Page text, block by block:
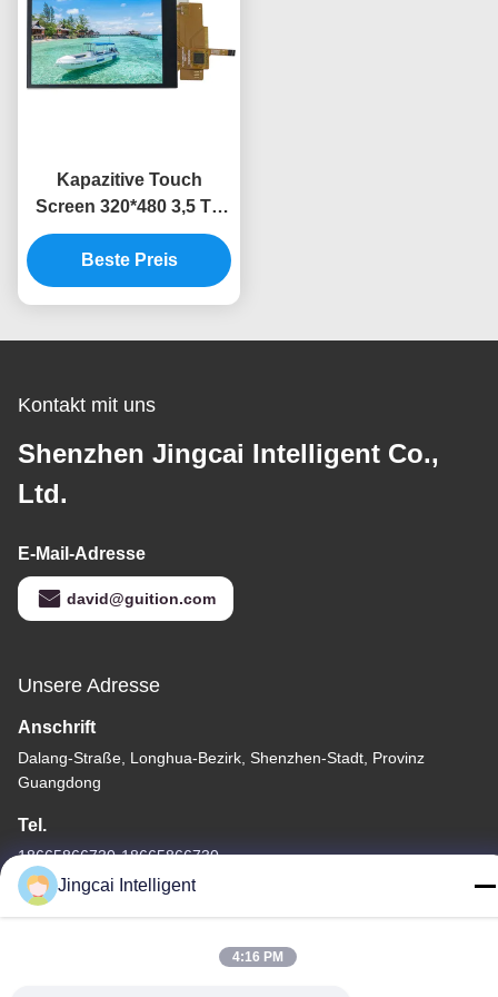
Kapazitive Touch
Screen 320*480 3,5 Tft
Lcd der Noten-Ili9488
Anzeige SPI
Beste Preis
Kontakt mit uns
Shenzhen Jingcai Intelligent Co.,
Ltd.
E-Mail-Adresse
david@guition.com
Unsere Adresse
Anschrift
Dalang-Straße, Longhua-Bezirk, Shenzhen-Stadt, Provinz
Guangdong
Tel.
18665866730-18665866730
Jingcai Intelligent
4:16 PM